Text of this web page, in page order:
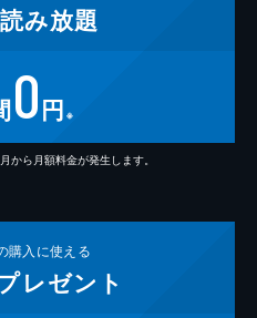
読み放題
0円 ※
から月額料金が発生します。
購入に使える
レゼント